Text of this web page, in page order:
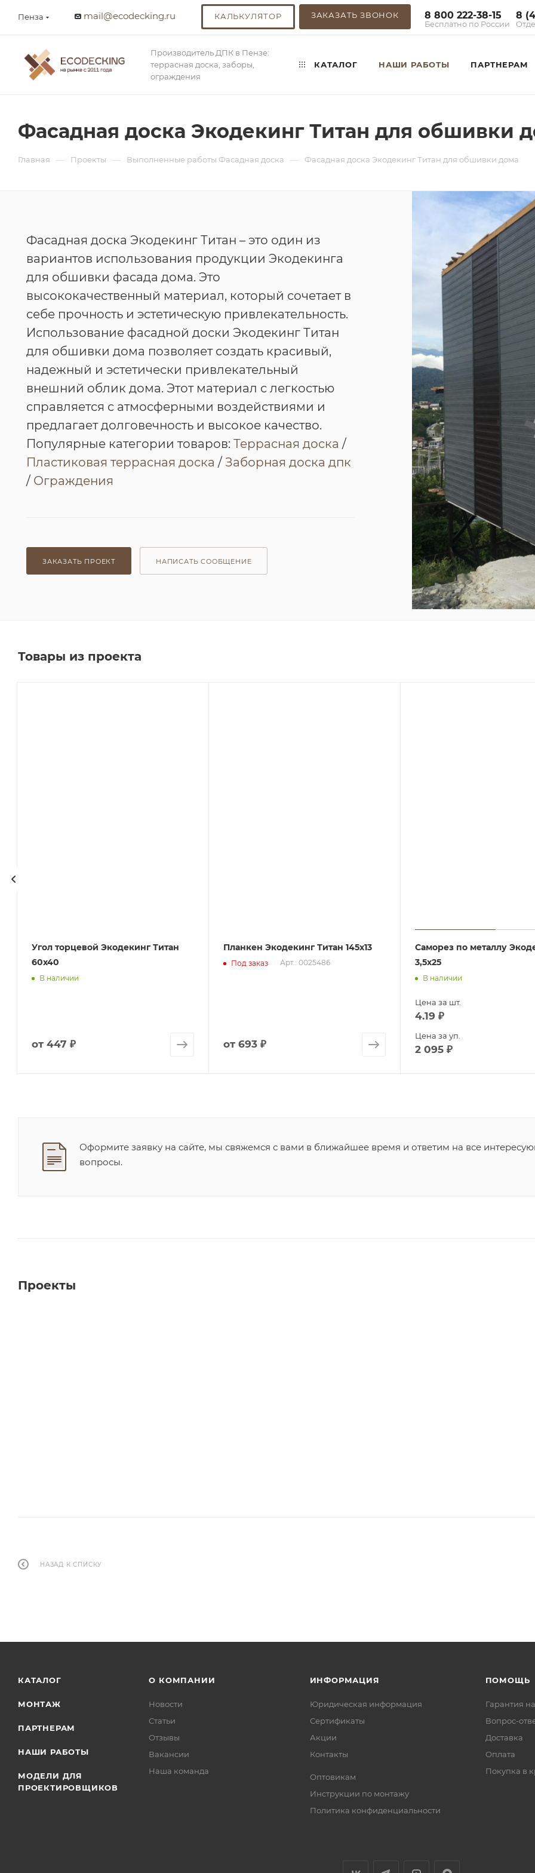
Пенза mail@ecodecking.ru КАЛЬКУЛЯТОР ЗАКАЗАТЬ ЗВОНОК 8 800 222-38-15
Бесплатно по России
8
Производитель ДПК в Пензе:
террасная доска, заборы,
ограждения
КАТАЛОГ НАШИ РАБОТЫ ПАРТНЕРАМ
Фасадная доска Экодекинг Титан для обшивки
Главная — Проекты — Выполненные работы Фасадная доска — Фасадная доска Экодекинг Титан для обшивки дома
Фасадная доска Экодекинг Титан – это один из
вариантов использования продукции Экодекинга
для обшивки фасада дома. Это
высококачественный материал, который сочетает в
себе прочность и эстетическую привлекательность.
Использование фасадной доски Экодекинг Титан
для обшивки дома позволяет создать красивый,
надежный и эстетически привлекательный
внешний облик дома. Этот материал с легкостью
справляется с атмосферными воздействиями и
предлагает долговечность и высокое качество.
Популярные категории товаров: Террасная доска /
Пластиковая террасная доска / Заборная доска дпк
/ Ограждения
ЗАКАЗАТЬ ПРОЕКТ НАПИСАТЬ СООБЩЕНИЕ
Товары из проекта
Угол торцевой Экодекинг Титан
60х40
В наличии
от 447 ₽
Планкен Экодекинг Титан 145х13
Под заказ Арт.: 0025486
от 693 ₽
Саморез по металлу
3,5х25
В наличии
Цена за шт.
4.19 ₽
Цена за уп.
2 095 ₽
Оформите заявку на сайте, мы свяжемся с вами в ближайшее время и ответим на все
вопросы.
Проекты
НАЗАД К СПИСКУ
КАТАЛОГ
МОНТАЖ
ПАРТНЕРАМ
НАШИ РАБОТЫ
МОДЕЛИ ДЛЯ
ПРОЕКТИРОВЩИКОВ
О КОМПАНИИ
Новости
Статьи
Отзывы
Вакансии
Наша команда
ИНФОРМАЦИЯ
Юридическая информация
Сертификаты
Акции
Контакты
Оптовикам
Инструкции по монтажу
Политика конфиденциальности
ПОМОЩЬ
Гарантия
Вопрос-
Доставка
Оплата
Покупка в